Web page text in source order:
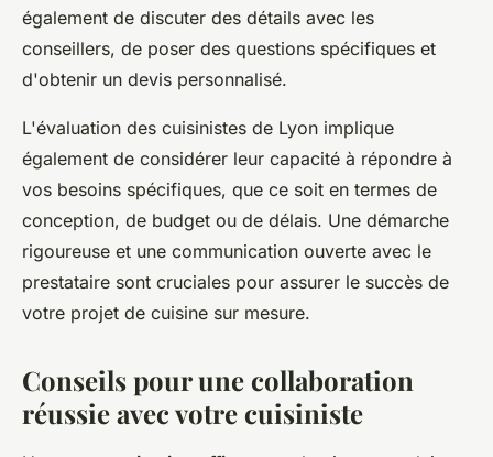
également de discuter des détails avec les
conseillers, de poser des questions spécifiques et
d'obtenir un devis personnalisé.
L'évaluation des cuisinistes de Lyon implique
également de considérer leur capacité à répondre à
vos besoins spécifiques, que ce soit en termes de
conception, de budget ou de délais. Une démarche
rigoureuse et une communication ouverte avec le
prestataire sont cruciales pour assurer le succès de
votre projet de cuisine sur mesure.
Conseils pour une collaboration
réussie avec votre cuisiniste